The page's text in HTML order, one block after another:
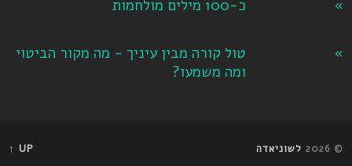
כ-100 מילים מולחמות
טול קורה מבין עיניך - מה מקור הביטוי
ומה משמעו?
© 2026 לשוניאדה UP ↑